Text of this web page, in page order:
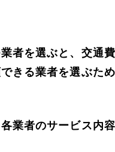
者を選ぶと、交通
きる業者を選ぶた
業者のサービス内